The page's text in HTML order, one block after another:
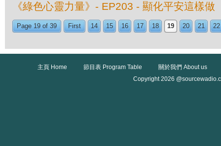
《綠色心靈力量》- EP203 - 顯化平安這樣做
Page 19 of 39 First 14 15 16 17 18 19 20 21 22
主頁 Home 節目表 Program Table
關於我們 About us
Copyright 2026